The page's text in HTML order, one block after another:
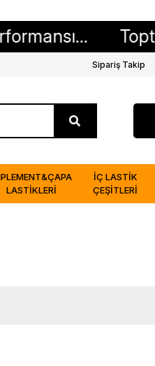
Toptan
Sipariş Takip
LASTİKLERİ
İÇ LASTİK
ÇEŞİTLERİ